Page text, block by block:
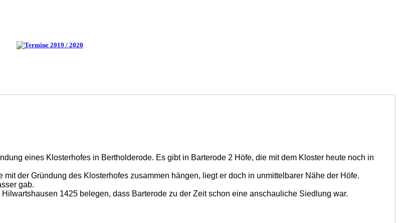
eines Klosterhofes in Bertholderode. Es gibt in Barterode 2 Höfe, die mit dem Kloster heute noch in
der Gründung des Klosterhofes zusammen hängen, liegt er doch in unmittelbarer Nähe der Höfe.
gab.
1425 belegen, dass Barterode zu der Zeit schon eine anschauliche Siedlung war.